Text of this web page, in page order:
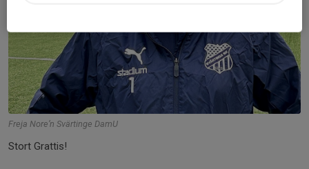
Freja Nore’n Svärtinge DamU
Stort Grattis!